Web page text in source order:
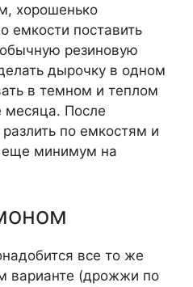
хорошенько
емкости поставить
резиновую
дырочку в одном
в темном и теплом
После
по емкостям и
еще минимум на
все то же
варианте (дрожжи по